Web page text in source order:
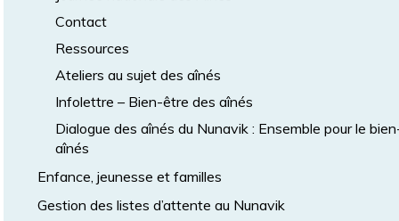
Contact
Ressources
Ateliers au sujet des aînés
Infolettre – Bien-être des aînés
Dialogue des aînés du Nunavik : Ensemble pour le
aînés
Enfance, jeunesse et familles
Gestion des listes d’attente au Nunavik